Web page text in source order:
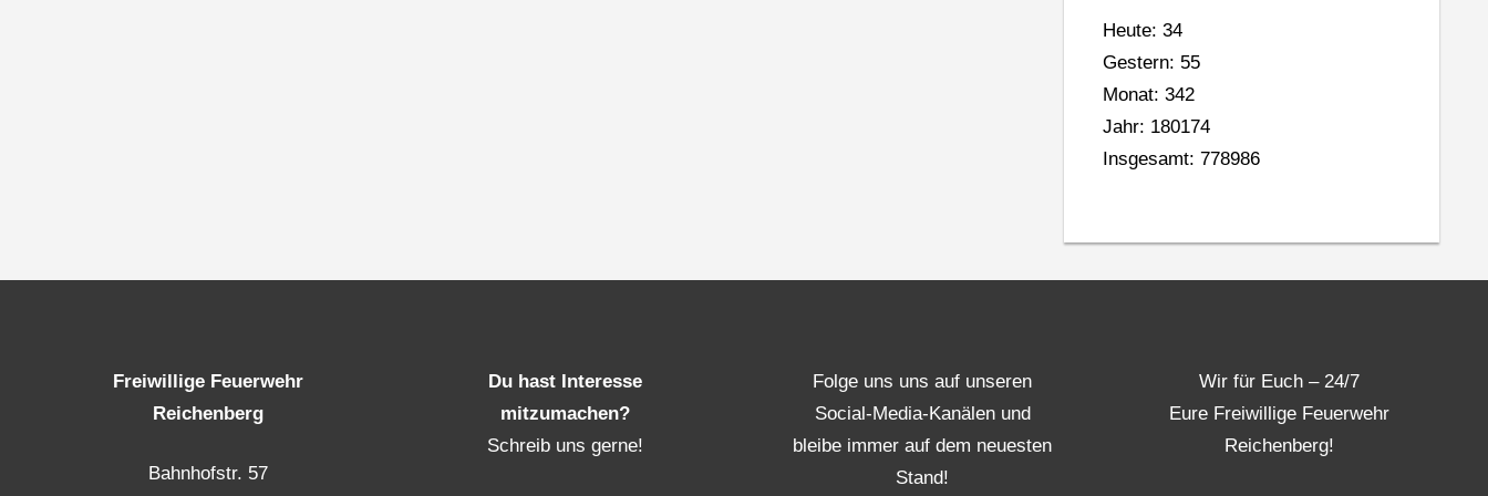
Heute: 34
Gestern: 55
Monat: 342
Jahr: 180174
Insgesamt: 778986
Freiwillige Feuerwehr
Reichenberg
Bahnhofstr. 57
Du hast Interesse
mitzumachen?
Schreib uns gerne!
Folge uns uns auf unseren
Social-Media-Kanälen und
bleibe immer auf dem neuesten
Stand!
Wir für Euch – 24/7
Eure Freiwillige Feuerwehr
Reichenberg!